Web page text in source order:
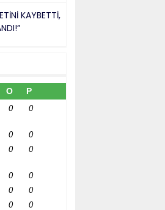
KAYBETTİ,
O P
0 0
0
0
0 0
0
0
0
0
0
0